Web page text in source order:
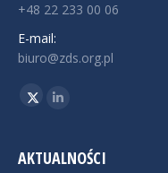
+48 22 233 00 06
E-mail:
biuro@zds.org.pl
Znajdź nas na:
TwitterLinkedin
AKTUALNOŚCI